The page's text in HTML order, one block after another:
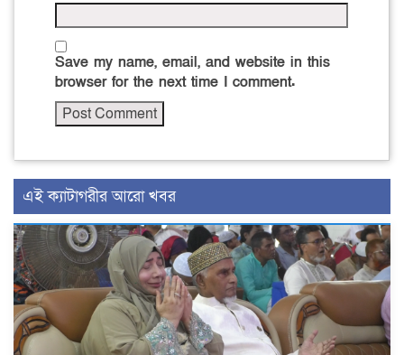
Save my name, email, and website in this
browser for the next time I comment.
এই ক্যাটাগরীর আরো খবর